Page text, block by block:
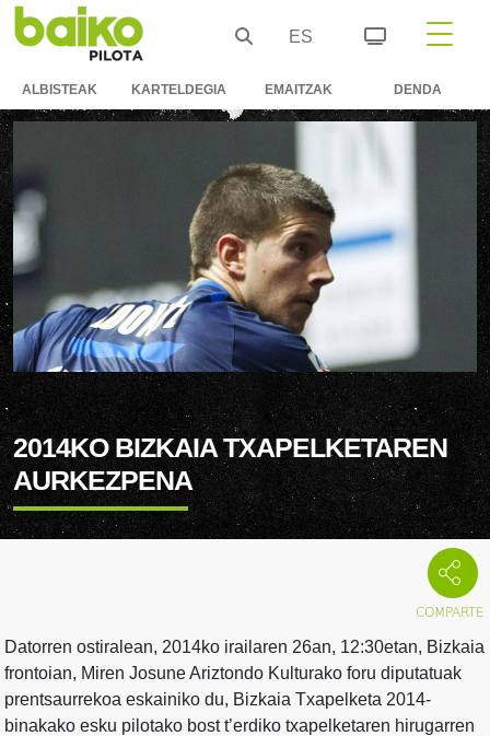
ES
ALBISTEAK KARTELDEGIA EMAITZAK DENDA
2014KO BIZKAIA TXAPELKETAREN
AURKEZPENA
Datorren ostiralean, 2014ko irailaren 26an, 12:30etan, Bizkaia
frontoian, Miren Josune Ariztondo Kulturako foru diputatuak
prentsaurrekoa eskainiko du, Bizkaia Txapelketa 2014-
binakako esku pilotako bost t’erdiko txapelketaren hirugarren